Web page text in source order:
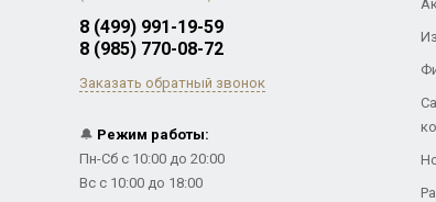
8 (499) 991-19-59
8 (985) 770-08-72
Заказать обратный звонок
🔔 Режим работы:
Пн-Сб с 10:00 до 20:00
Вс с 10:00 до 18:00